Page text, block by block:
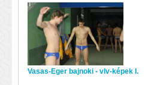
Vasas-Eger bajnoki - vlv-képek I.